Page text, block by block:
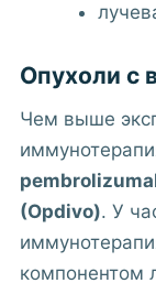
Опухоли с
Чем выше
(Opdivo). У
компонентом